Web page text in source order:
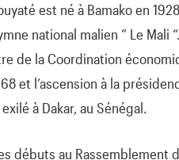
est né à Bamako en
national malien ” Le
de la Coordination
et l’ascension à la
à Dakar, au Sénégal.
débuts au Rassemblement